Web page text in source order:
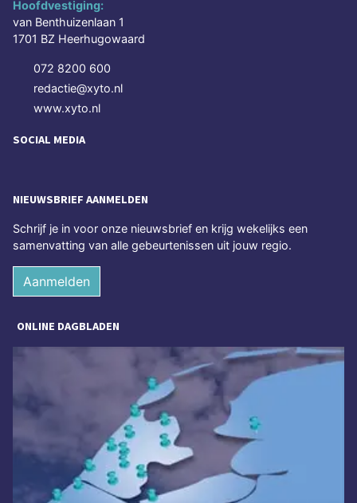
Hoofdvestiging:
van Benthuizenlaan 1
1701 BZ Heerhugowaard
072 8200 600
redactie@xyto.nl
www.xyto.nl
SOCIAL MEDIA
NIEUWSBRIEF AANMELDEN
Schrijf je in voor onze nieuwsbrief en krijg wekelijks een
samenvatting van alle gebeurtenissen uit jouw regio.
Aanmelden
ONLINE DAGBLADEN